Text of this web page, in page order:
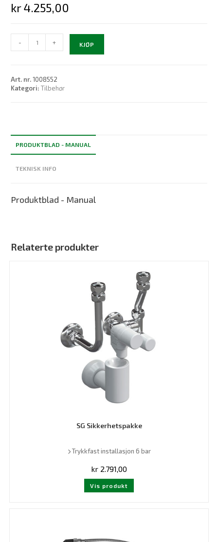
kr4.255,00
Sikkerhetspakke
- + KJØP
Art. nr.1008552
Kategori:Tilbehør
PRODUKTBLAD - MANUAL
TEKNISK INFO
Produktblad - Manual
Relaterte produkter
SG Sikkerhetspakke
Trykkfast installasjon 6 bar
kr 2.791,00
Vis produkt